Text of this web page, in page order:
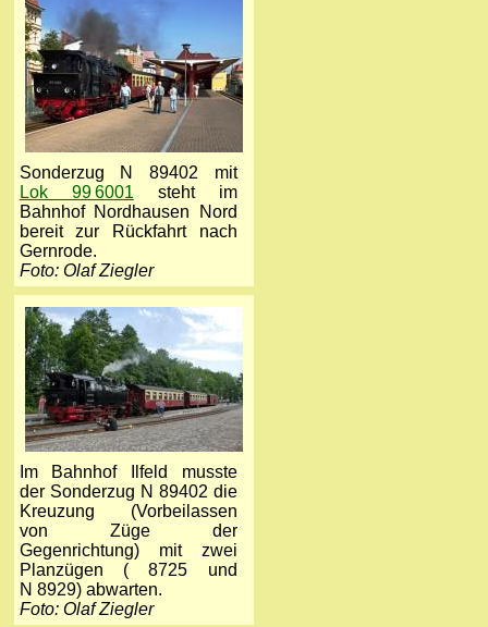
Sonderzug N 89402 mit
Lok 99 6001 steht im
Bahnhof Nordhausen Nord
bereit zur Rückfahrt nach
Gernrode.
Foto: Olaf Ziegler
Im Bahnhof Ilfeld musste
der Sonderzug N 89402 die
Kreuzung (Vorbeilassen
von Züge der
Gegenrichtung) mit zwei
Planzügen ( 8725 und
N 8929) abwarten.
Foto: Olaf Ziegler